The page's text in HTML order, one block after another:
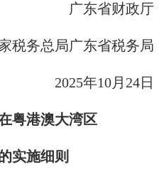
广东省财政厅
税务总局广东省税务局
2025年10月24日
粤港澳大湾区
实施细则